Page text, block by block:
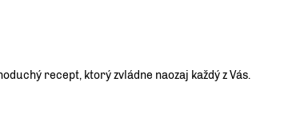
recept, ktorý zvládne naozaj každý z Vás.